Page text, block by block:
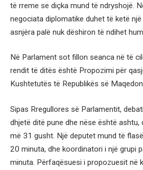
të rreme se diçka mund të ndryshojë.
negociata diplomatike duhet të ketë
asnjëra palë nuk dëshiron të ndihet
Në Parlament sot fillon seanca në të
rendit të ditës është Propozimi për
Kushtetutës të Republikës së
Sipas Rregullores së Parlamentit,
dhjetë ditë pune dhe nëse është ashtu,
më 31 gusht. Një deputet mund të
20 minuta, dhe koordinatori i një grupi
minuta. Përfaqësuesi i propozuesit në